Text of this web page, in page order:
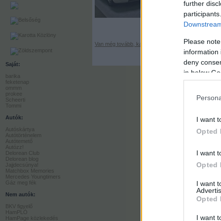
further
Please
information
deny
in below
I want
Opted
I want
Opted
I want
Opted
I want
Saját:
barika
feketenap
ommm
prokee
Scheerti
Tommi
Autók:
Autóskártya
Autótörténelem
Autótemető
Autózz!
Delorean Club
Delorean blog
Jajjdecsúnya!
Matchbox Memories
Mercedes Youngtimers
Gáz meg fék
Nem autók:
BKV figyelő
HamPLÓ
HamPage közlekedés
Van még tovább, kattints!